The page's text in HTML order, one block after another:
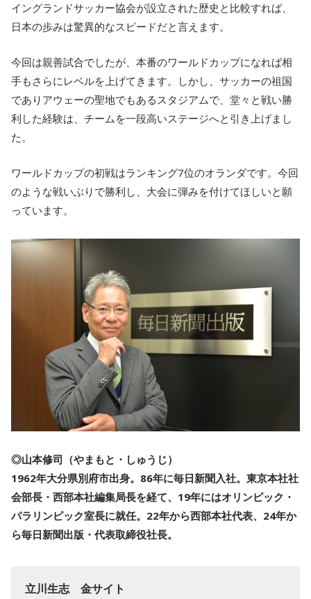
イングランドサッカー協会が設立された歴史と比較すれば、
日本の歩みは驚異的なスピードだと言えます。
今回は親善試合でしたが、本番のワールドカップになれば相
手もさらにレベルを上げてきます。しかし、サッカーの祖国
でありアウェーの聖地でもあるスタジアムで、堂々と戦い勝
利した経験は、チームを一段高いステージへと引き上げまし
た。
ワールドカップの初戦はランキング7位のオランダです。今回
のような戦いぶりで勝利し、大会に弾みを付けてほしいと願
っています。
◎山本修司（やまもと・しゅうじ）
1962年大分県別府市出身。86年に毎日新聞入社。東京本社社
会部長・西部本社編集局長を経て、19年にはオリンピック・
パラリンピック室長に就任。22年から西部本社代表、24年か
ら毎日新聞出版・代表取締役社長。
立川生志 金サイト